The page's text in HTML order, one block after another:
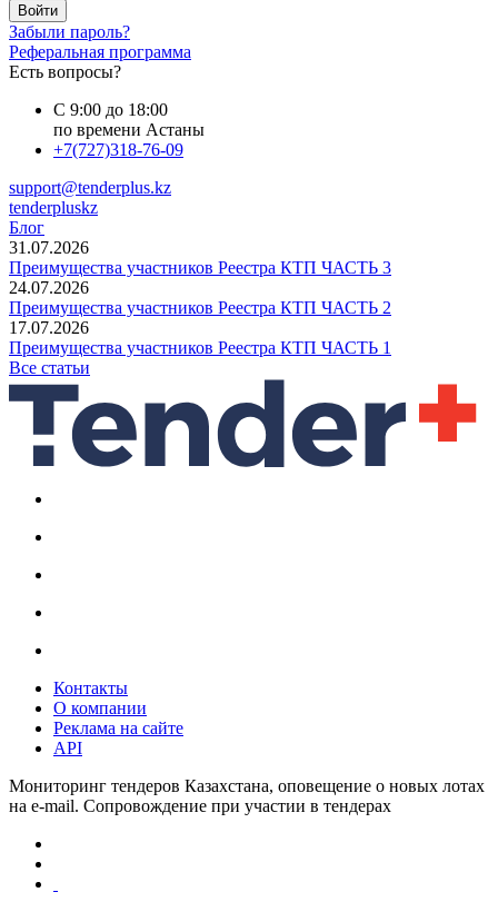
Войти
Забыли пароль?
Реферальная программа
Есть вопросы?
С 9:00 до 18:00
по времени Астаны
+7(727)318-76-09
support@tenderplus.kz
tenderpluskz
Блог
31.07.2026
Преимущества участников Реестра КТП ЧАСТЬ 3
24.07.2026
Преимущества участников Реестра КТП ЧАСТЬ 2
17.07.2026
Преимущества участников Реестра КТП ЧАСТЬ 1
Все статьи
Контакты
О компании
Реклама на сайте
API
Мониторинг тендеров Казахстана, оповещение о новых лотах
на e-mail. Сопровождение при участии в тендерах